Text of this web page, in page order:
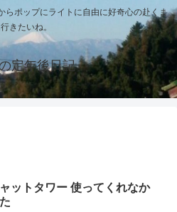
らポップにライトに自由に好奇心の赴くま
きたいね。
定年後日記
ットタワー 使ってくれなか